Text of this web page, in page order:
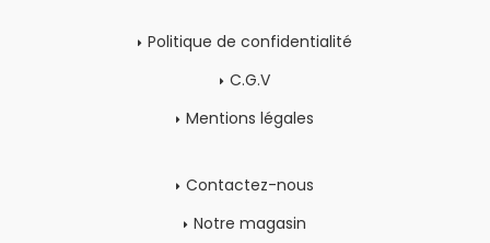
Politique de confidentialité
C.G.V
Mentions légales
Contactez-nous
Notre magasin